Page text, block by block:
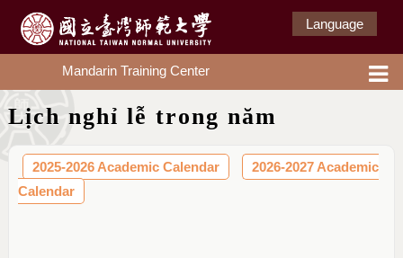
Language
Mandarin Training Center
Lịch nghỉ lễ trong năm
2025-2026 Academic Calendar
2026-2027 Academic
Calendar